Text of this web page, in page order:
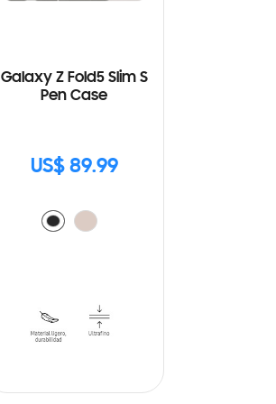
Galaxy Z Fold5 Slim S
Pen Case
US$ 89.99